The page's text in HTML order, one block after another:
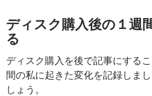
ディスク購入後の１週
る
ディスク購入を後で記事にする
間の私に起きた変化を記録しま
しょう。